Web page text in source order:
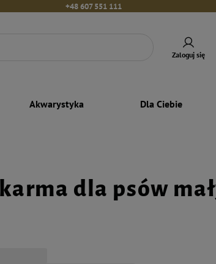
+48 607 551 111
Zaloguj się
Akwarystyka Dla Ciebie
dla psów